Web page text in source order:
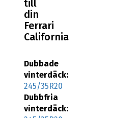
till
din
Ferrari
California
Dubbade
vinterdäck:
245/35R20
Dubbfria
vinterdäck: